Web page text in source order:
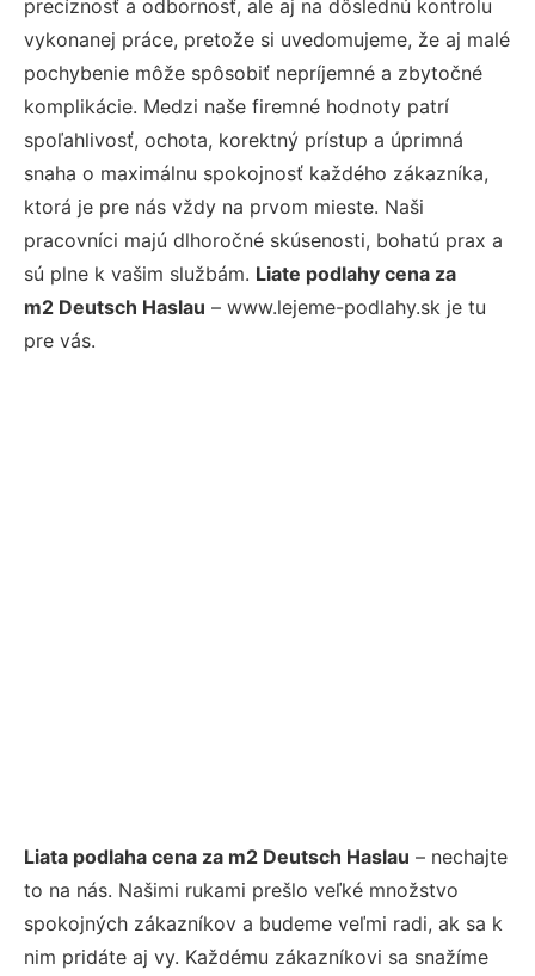
precíznosť a odbornosť, ale aj na dôslednú kontrolu
vykonanej práce, pretože si uvedomujeme, že aj malé
pochybenie môže spôsobiť nepríjemné a zbytočné
komplikácie. Medzi naše firemné hodnoty patrí
spoľahlivosť, ochota, korektný prístup a úprimná
snaha o maximálnu spokojnosť každého zákazníka,
ktorá je pre nás vždy na prvom mieste. Naši
pracovníci majú dlhoročné skúsenosti, bohatú prax a
sú plne k vašim službám. Liate podlahy cena za
m2 Deutsch Haslau – www.lejeme-podlahy.sk je tu
pre vás.
Liata podlaha cena za m2 Deutsch Haslau – nechajte
to na nás. Našimi rukami prešlo veľké množstvo
spokojných zákazníkov a budeme veľmi radi, ak sa k
nim pridáte aj vy. Každému zákazníkovi sa snažíme